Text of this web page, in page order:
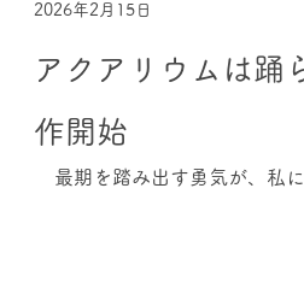
2026年2月15日
アクアリウムは
作開始
最期を踏み出す勇気が、私